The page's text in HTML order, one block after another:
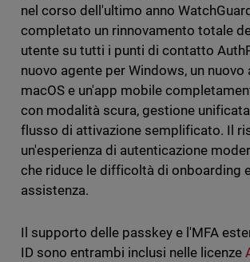
nel corso dell'ultimo anno
completato un rinnovamento totale
utente su tutti i punti di contatto
nuovo agente per Windows, un nuovo
macOS e un'app mobile
con modalità scura, gestione
flusso di attivazione semplificato. Il
un'esperienza di autenticazione
che riduce le difficoltà di onboarding
assistenza.
Il supporto delle passkey e l'MFA
ID sono entrambi inclusi nelle licenze